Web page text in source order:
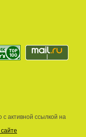
активной ссылкой на